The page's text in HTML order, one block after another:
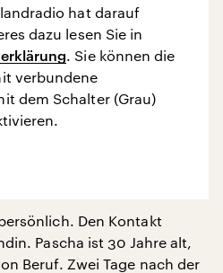
hat darauf
dazu lesen Sie in
. Sie können die
verbundene
dem Schalter (Grau)
Den Kontakt
Pascha ist 30 Jahre alt,
Beruf. Zwei Tage nach der